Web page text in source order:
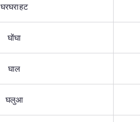
घरघराहट
घोंघा
घाल
घलुआ